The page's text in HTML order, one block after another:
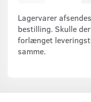
Lagervarer
bestilling. Skulle
forlænget
samme.